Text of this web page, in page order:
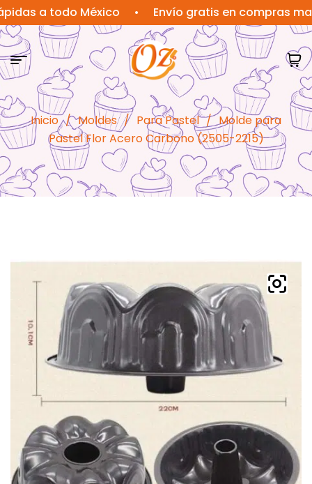
a todo México • Envío gratis en compras mayores
Inicio / Moldes / Para Pastel / Molde para
Pastel Flor Acero Carbono (2505-2215)